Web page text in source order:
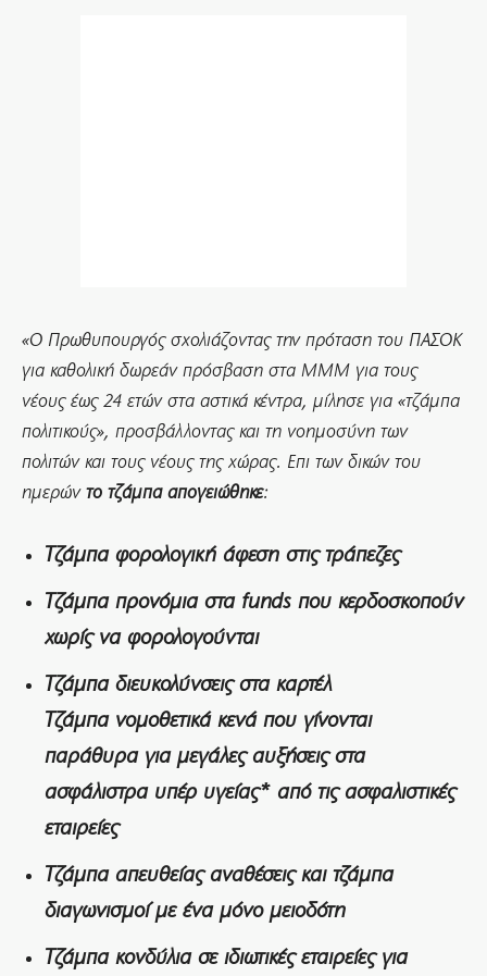
«Ο Πρωθυπουργός σχολιάζοντας την πρόταση του ΠΑΣΟΚ
για καθολική δωρεάν πρόσβαση στα ΜΜΜ για τους
νέους έως 24 ετών στα αστικά κέντρα, μίλησε για «τζάμπα
πολιτικούς», προσβάλλοντας και τη νοημοσύνη των
πολιτών και τους νέους της χώρας. Επι των δικών του
ημερών το τζάμπα απογειώθηκε:
Τζάμπα φορολογική άφεση στις τράπεζες
Τζάμπα προνόμια στα funds που κερδοσκοπούν
χωρίς να φορολογούνται
Τζάμπα διευκολύνσεις στα καρτέλ
Τζάμπα νομοθετικά κενά που γίνονται
παράθυρα για μεγάλες αυξήσεις στα
ασφάλιστρα υπέρ υγείας* από τις ασφαλιστικές
εταιρείες
Τζάμπα απευθείας αναθέσεις και τζάμπα
διαγωνισμοί με ένα μόνο μειοδότη
Τζάμπα κονδύλια σε ιδιωτικές εταιρείες για